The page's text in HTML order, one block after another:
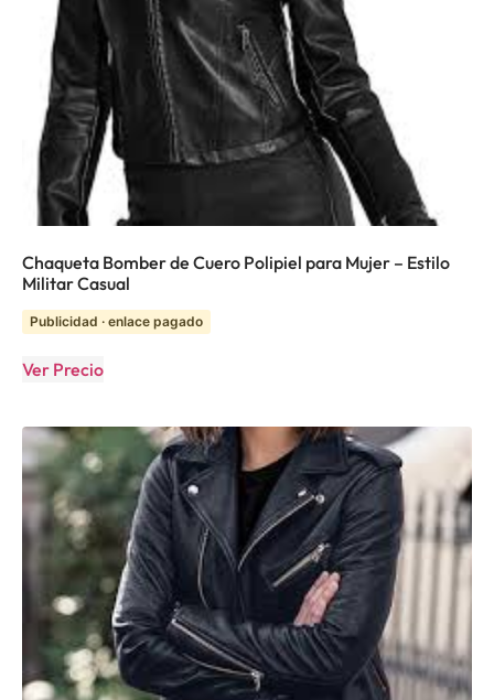
Chaqueta Bomber de Cuero Polipiel para Mujer – Estilo
Militar Casual
Publicidad · enlace pagado
Ver Precio